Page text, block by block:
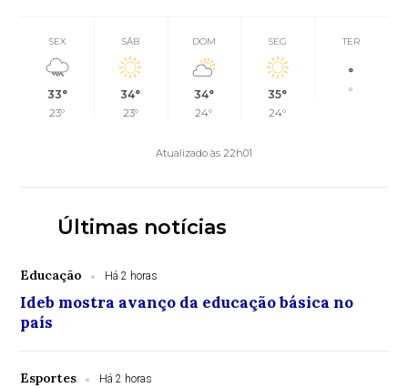
SEX
33°
23°
SÁB
34°
23°
DOM
34°
24°
SEG
35°
24°
TER
°
°
Atualizado às 22h01
Últimas notícias
Educação Há 2 horas
Ideb mostra avanço da educação básica no
país
Esportes Há 2 horas